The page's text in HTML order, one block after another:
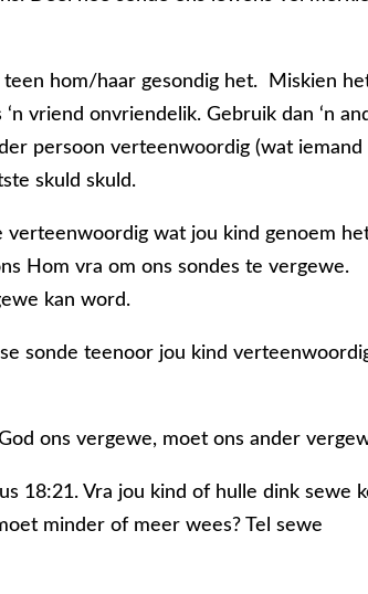
hom/haar gesondig het. Miskien het
vriend onvriendelik. Gebruik dan ‘n
persoon verteenwoordig (wat iemand
skuld skuld.
verteenwoordig wat jou kind genoem
Hom vra om ons sondes te vergewe.
kan word.
sonde teenoor jou kind
ons vergewe, moet ons ander
18:21. Vra jou kind of hulle dink sewe
minder of meer wees? Tel sewe